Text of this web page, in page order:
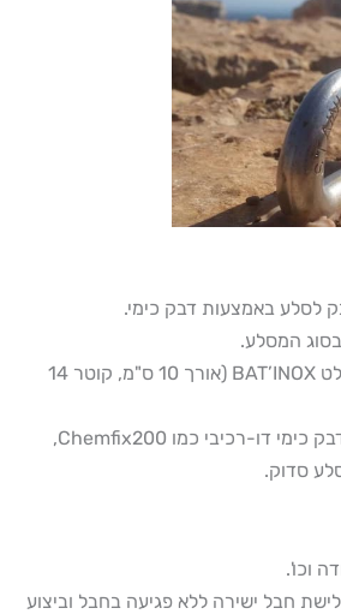
לסלע באמצעות דבק כימי.
: דוגמת בולט BAT’INOX (אורך 10 ס"מ, קוטר 14
: נעשה שימוש בדבק כימי דו-רכיבי כמו Chemfix200,
סדוק.
וכו'.
חבל ישירה ללא פגיעה בחבל וביצוע